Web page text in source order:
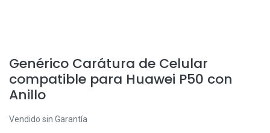
Genérico Carátura de Celular
compatible para Huawei P50 con
Anillo
Vendido sin Garantía